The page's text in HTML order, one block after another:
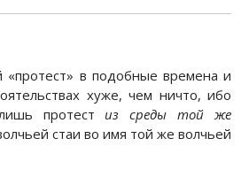
«протест» в подобные времена и
хуже, чем ничто, ибо
протестиз среды той же
стаи во имя той же волчьей